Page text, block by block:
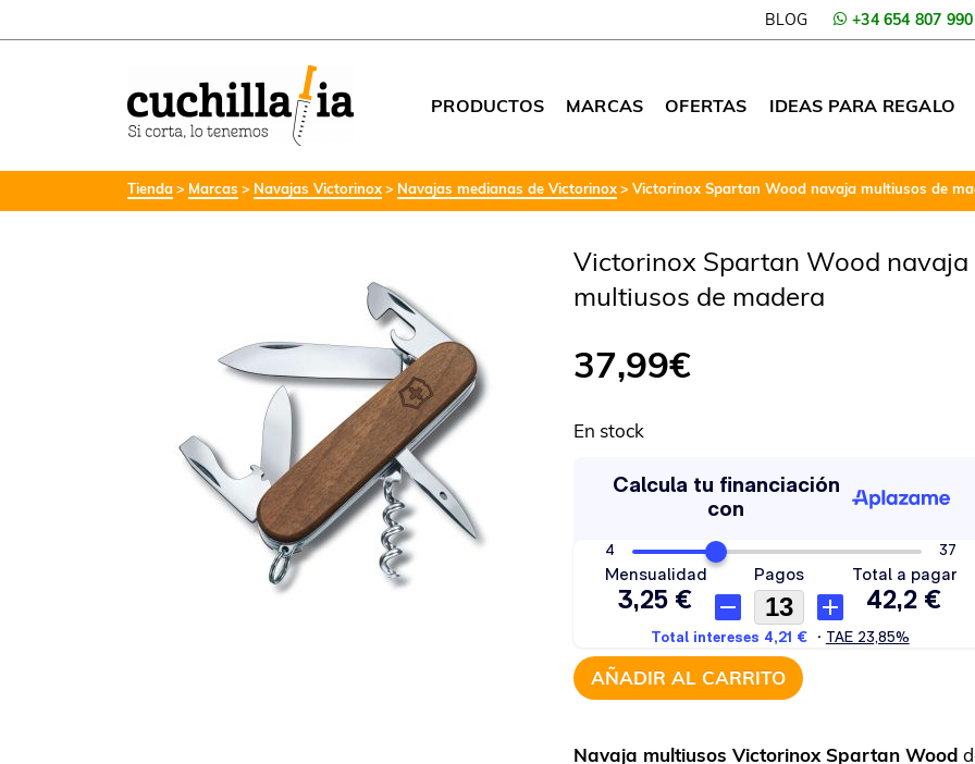
BLOG +34 654 807 990
PRODUCTOS MARCAS OFERTAS IDEAS PARA REGALO
Tienda Marcas Navajas Victorinox Navajas medianas de Victorinox Victorinox Spartan Wood navaja multiusos de
Victorinox Spartan Wood navaja
multiusos de madera
37,99€
En stock
AÑADIR AL CARRITO
Navaja multiusos Victorinox Spartan Wood